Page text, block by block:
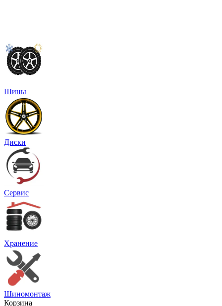
Шины
Диски
Сервис
Хранение
Шиномонтаж
Корзина